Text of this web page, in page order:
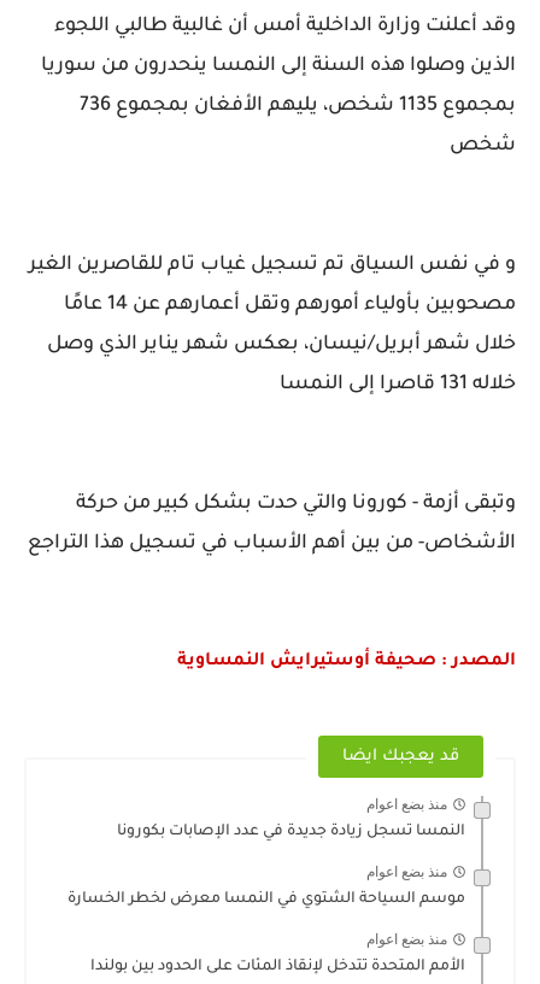
وقد أعلنت وزارة الداخلية أمس أن غالبية طالبي اللجوء
الذين وصلوا هذه السنة إلى النمسا ينحدرون من سوريا
بمجموع 1135 شخص، يليهم الأفغان بمجموع 736
شخص
و في نفس السياق تم تسجيل غياب تام للقاصرين الغير
مصحوبين بأولياء أمورهم وتقل أعمارهم عن 14 عامًا
خلال شهر أبريل/نيسان، بعكس شهر يناير الذي وصل
خلاله 131 قاصرا إلى النمسا
وتبقى أزمة - كورونا والتي حدت بشكل كبير من حركة
الأشخاص- من بين أهم الأسباب في تسجيل هذا التراجع
المصدر : صحيفة أوستيرايش النمساوية
قد يعجبك ايضا
منذ بضع اعوام
النمسا تسجل زيادة جديدة في عدد الإصابات بكورونا
منذ بضع اعوام
موسم السياحة الشتوي في النمسا معرض لخطر الخسارة
منذ بضع اعوام
الأمم المتحدة تتدخل لإنقاذ المئات على الحدود بين بولندا